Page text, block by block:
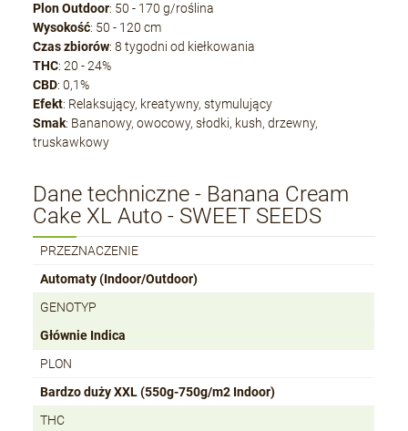
Plon Outdoor: 50 - 170 g/roślina
Wysokość: 50 - 120 cm
Czas zbiorów: 8 tygodni od kiełkowania
THC: 20 - 24%
CBD: 0,1%
Efekt: Relaksujący, kreatywny, stymulujący
Smak: Bananowy, owocowy, słodki, kush, drzewny,
truskawkowy
Dane techniczne - Banana Cream
Cake XL Auto - SWEET SEEDS
PRZEZNACZENIE
Automaty (Indoor/Outdoor)
GENOTYP
Głównie Indica
PLON
Bardzo duży XXL (550g-750g/m2 Indoor)
THC